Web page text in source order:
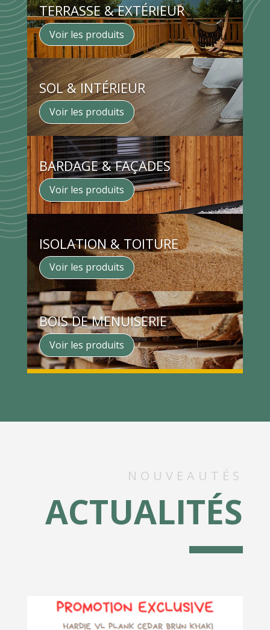
TERRASSE & EXTÉRIEUR
Voir les produits
SOL & INTÉRIEUR
Voir les produits
BARDAGE & FAÇADES
Voir les produits
ISOLATION & TOITURE
Voir les produits
BOIS DE MENUISERIE
Voir les produits
NOUVEAUTÉS
ACTUALITÉS